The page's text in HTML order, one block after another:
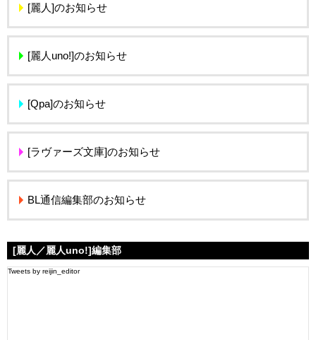
[麗人]のお知らせ
[麗人uno!]のお知らせ
[Qpa]のお知らせ
[ラヴァーズ文庫]のお知らせ
BL通信編集部のお知らせ
[麗人／麗人uno!]編集部
Tweets by reijin_editor